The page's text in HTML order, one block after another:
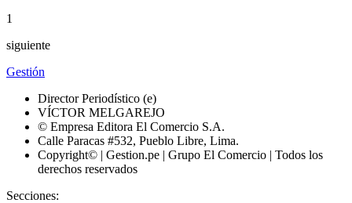
1
siguiente
Gestión
Director Periodístico (e)
VÍCTOR MELGAREJO
© Empresa Editora El Comercio S.A.
Calle Paracas #532, Pueblo Libre, Lima.
Copyright© | Gestion.pe | Grupo El Comercio | Todos los
derechos reservados
Secciones: